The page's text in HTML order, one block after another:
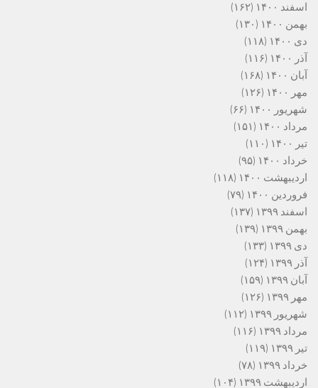
اسفند ۱۴۰۰
(۱۶۲)
بهمن ۱۴۰۰
(۱۳۰)
دی ۱۴۰۰
(۱۱۸)
آذر ۱۴۰۰
(۱۱۶)
آبان ۱۴۰۰
(۱۶۸)
مهر ۱۴۰۰
(۱۲۶)
شهریور ۱۴۰۰
(۶۶)
مرداد ۱۴۰۰
(۱۵۱)
تیر ۱۴۰۰
(۱۱۰)
خرداد ۱۴۰۰
(۹۵)
اردیبهشت ۱۴۰۰
(۱۱۸)
فروردین ۱۴۰۰
(۷۹)
اسفند ۱۳۹۹
(۱۳۷)
بهمن ۱۳۹۹
(۱۳۹)
دی ۱۳۹۹
(۱۳۳)
آذر ۱۳۹۹
(۱۲۴)
آبان ۱۳۹۹
(۱۵۹)
مهر ۱۳۹۹
(۱۲۶)
شهریور ۱۳۹۹
(۱۱۲)
مرداد ۱۳۹۹
(۱۱۶)
تیر ۱۳۹۹
(۱۱۹)
خرداد ۱۳۹۹
(۷۸)
اردیبهشت ۱۳۹۹
(۱۰۴)